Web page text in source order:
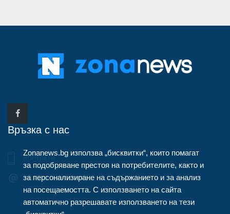
Връзка с нас
Контакти
info@zonanews.bg
Zonanews.bg използва „бисквитки“, които помагат
за подобряване престоя на потребителите, както и
за персонализиране на съдържанието и за анализ
на посещаемостта. С използването на сайта
автоматично разрешавате използването на тези